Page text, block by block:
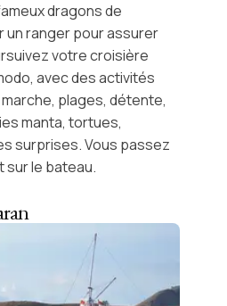
dragons de
un ranger pour assurer
votre croisière
avec des activités
plages, détente,
manta, tortues,
surprises. Vous passez
sur le bateau.